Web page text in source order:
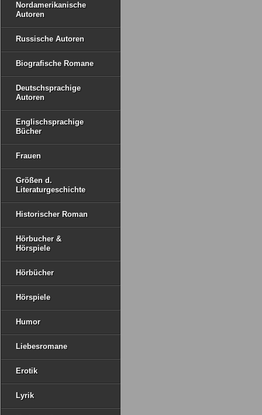
Nordamerikanische
Autoren
Russische Autoren
Biografische Romane
Deutschsprachige
Autoren
Englischsprachige
Bücher
Frauen
Größen d.
Literaturgeschichte
Historischer Roman
Hörbucher &
Hörspiele
Hörbücher
Hörspiele
Humor
Liebesromane
Erotik
Lyrik